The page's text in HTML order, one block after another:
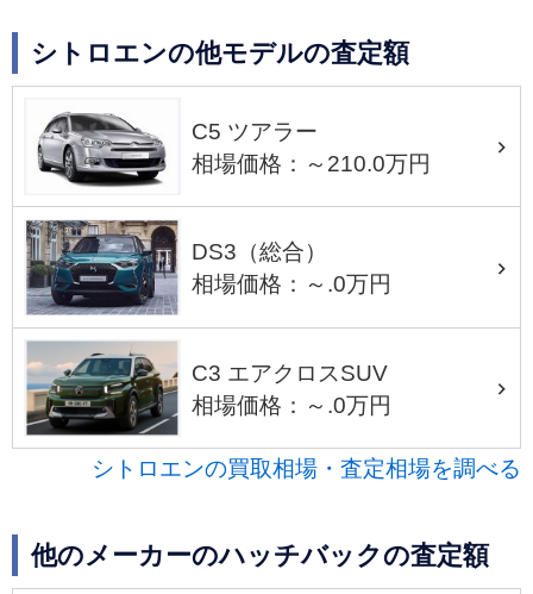
シトロエンの他モデルの査定額
C5 ツアラー
相場価格：～210.0万円
DS3（総合）
相場価格：～.0万円
C3 エアクロスSUV
相場価格：～.0万円
シトロエンの買取相場・査定相場を調べる
他のメーカーのハッチバックの査定額